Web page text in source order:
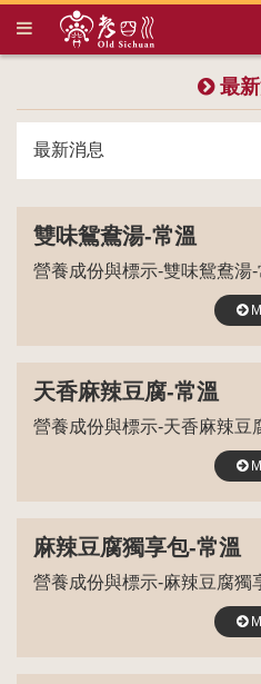
最
最新消息
雙味鴛鴦湯-常溫
營養成份與標示-雙味鴛鴦湯
天香麻辣豆腐-常溫
營養成份與標示-天香麻辣豆
麻辣豆腐獨享包-常溫
營養成份與標示-麻辣豆腐